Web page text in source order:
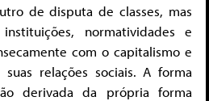
de disputa de classes, mas
normatividades e
com o capitalismo e
relações sociais. A forma
derivada da própria forma